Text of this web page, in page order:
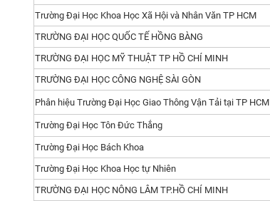
Trường Đại Học Khoa Học Xã Hội và Nhân Văn TP HCM
TRƯỜNG ĐẠI HỌC QUỐC TẾ HỒNG BÀNG
TRƯỜNG ĐẠI HỌC MỸ THUẬT TP HỒ CHÍ MINH
TRƯỜNG ĐẠI HỌC CÔNG NGHỆ SÀI GÒN
Phân hiệu Trường Đại Học Giao Thông Vận Tải tại TP HCM
Trường Đại Học Tôn Đức Thắng
Trường Đại Học Bách Khoa
Trường Đại Học Khoa Học tự Nhiên
TRƯỜNG ĐẠI HỌC NÔNG LÂM TP.HỒ CHÍ MINH